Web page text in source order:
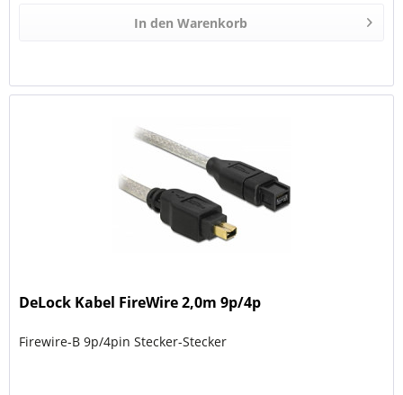
In den Warenkorb
DeLock Kabel FireWire 2,0m 9p/4p
Firewire-B 9p/4pin Stecker-Stecker